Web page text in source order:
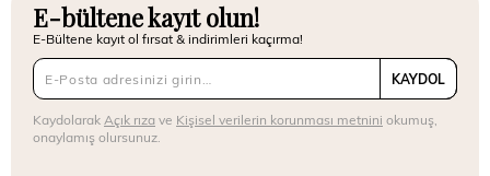
E-bültene kayıt olun!
E-Bültene kayıt ol fırsat & indirimleri kaçırma!
KAYDOL
KaydolarakAçık rızave Kişisel verilerin korunması metnini okumuş,
onaylamış olursunuz.